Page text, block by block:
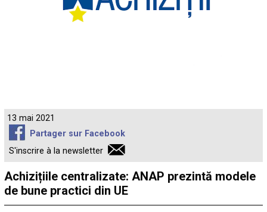
13 mai 2021
Partager sur Facebook
S'inscrire à la newsletter
Achizițiile centralizate: ANAP prezintă modele
de bune practici din UE